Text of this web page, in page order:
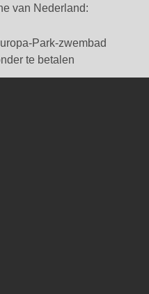
van Nederland:
Park-zwembad
te betalen